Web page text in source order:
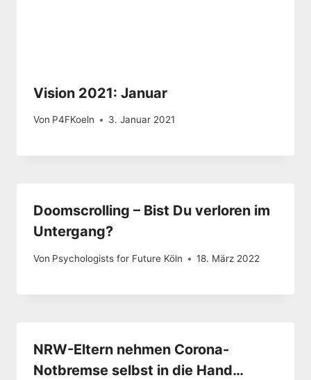
Vision 2021: Januar
Von P4FKoeln 3. Januar 2021
Doomscrolling – Bist Du verloren im
Untergang?
Von Psychologists for Future Köln 18. März 2022
NRW-Eltern nehmen Corona-
Notbremse selbst in die Hand…